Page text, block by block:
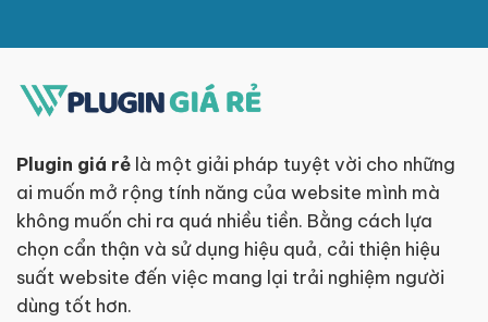
Plugin giá rẻ là một giải pháp tuyệt vời cho những
ai muốn mở rộng tính năng của website mình mà
không muốn chi ra quá nhiều tiền. Bằng cách lựa
chọn cẩn thận và sử dụng hiệu quả, cải thiện hiệu
suất website đến việc mang lại trải nghiệm người
dùng tốt hơn.